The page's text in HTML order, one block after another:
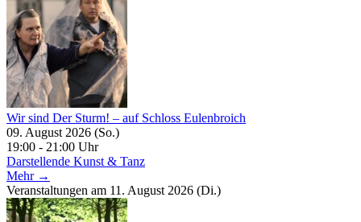
Wir sind Der Sturm! – auf Schloss Eulenbroich
09. August 2026 (So.)
19:00 - 21:00 Uhr
Darstellende Kunst & Tanz
Mehr →
Veranstaltungen am 11. August 2026 (Di.)